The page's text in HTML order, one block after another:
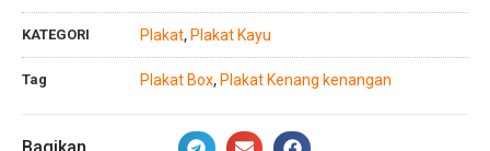
KATEGORI Plakat, Plakat Kayu
Tag Plakat Box, Plakat Kenang kenangan